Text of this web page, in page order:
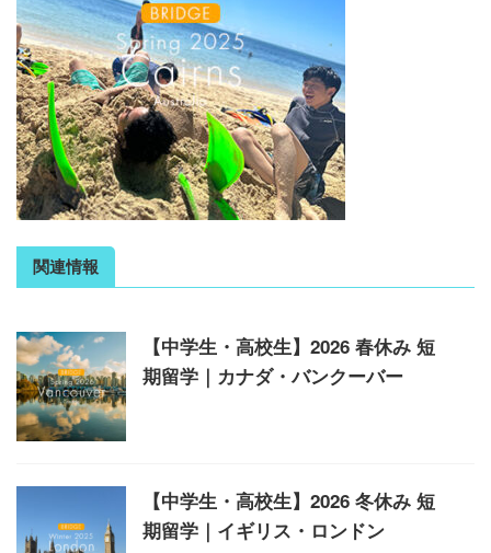
関連情報
【中学生・高校生】2026 春休み 短
期留学｜カナダ・バンクーバー
【中学生・高校生】2026 冬休み 短
期留学｜イギリス・ロンドン